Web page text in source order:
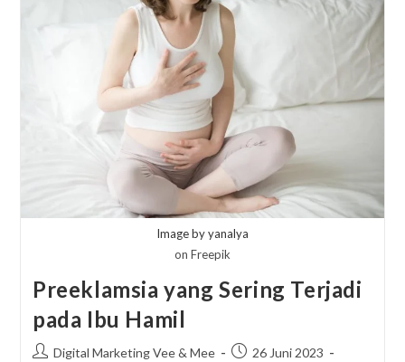
Image by yanalya
on Freepik
Preeklamsia yang Sering Terjadi
pada Ibu Hamil
PostDigital Marketing Vee & Mee
Post26 Juni 2023